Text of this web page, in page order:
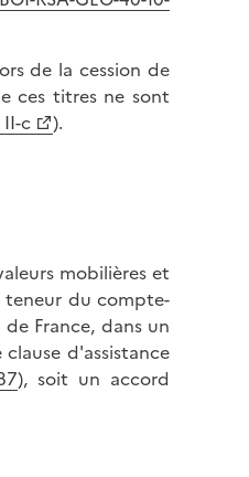
de la cession de
ces titres ne sont
II-c ).
mobilières et
du compte-
France, dans un
d'assistance
), soit un accord